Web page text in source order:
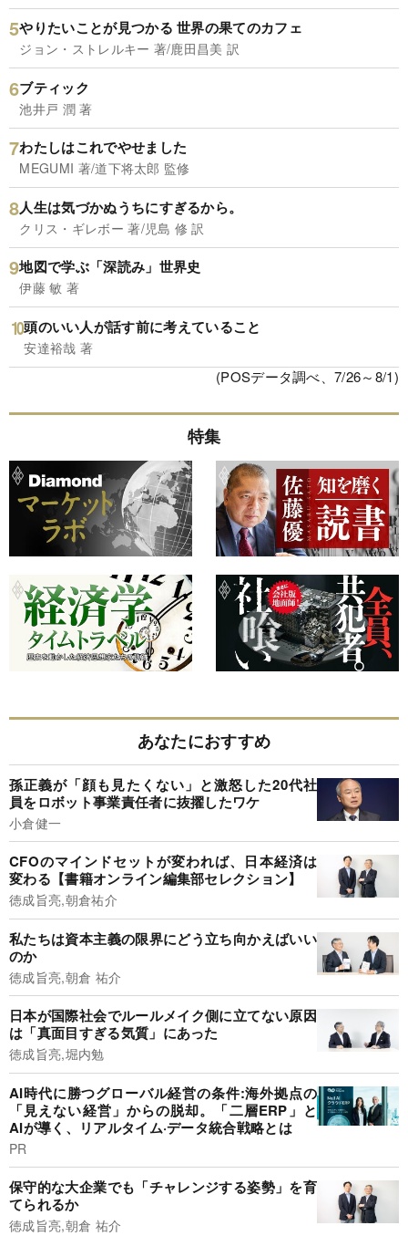
やりたいことが見つかる 世界の果てのカフェ
ジョン・ストレルキー 著/鹿田昌美 訳
ブティック
池井戸 潤 著
わたしはこれでやせました
MEGUMI 著/道下将太郎 監修
人生は気づかぬうちにすぎるから。
クリス・ギレボー 著/児島 修 訳
地図で学ぶ「深読み」世界史
伊藤 敏 著
頭のいい人が話す前に考えていること
安達裕哉 著
(POSデータ調べ、7/26～8/1)
特集
あなたにおすすめ
孫正義が「顔も見たくない」と激怒した20代社
員をロボット事業責任者に抜擢したワケ
小倉健一
CFOのマインドセットが変われば、日本経済は
変わる【書籍オンライン編集部セレクション】
徳成旨亮,朝倉祐介
私たちは資本主義の限界にどう立ち向かえばいい
のか
徳成旨亮,朝倉 祐介
日本が国際社会でルールメイク側に立てない原因
は「真面目すぎる気質」にあった
徳成旨亮,堀内勉
AI時代に勝つグローバル経営の条件:海外拠点の
「見えない経営」からの脱却。「二層ERP」と
AIが導く、リアルタイム·データ統合戦略とは
PR
保守的な大企業でも「チャレンジする姿勢」を育
てられるか
徳成旨亮,朝倉 祐介